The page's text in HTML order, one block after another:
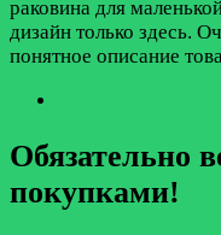
раковина для
дизайн только здесь.
понятное описание
Обязательно
покупками!